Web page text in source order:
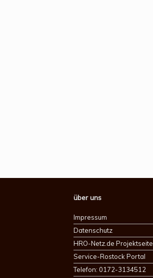
über uns
Impressum
Datenschutz
HRO-Netz.de Projektseite
Service-Rostock Portal
Telefon: 0172-3134512